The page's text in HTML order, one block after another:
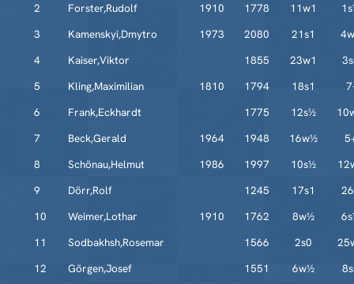
2
Forster,Rudolf 1910 1778 11w1
3
Kamenskyi,Dmytro 1973 2080 21s1
4
Kaiser,Viktor 1855 23w1
5
Kling,Maximilian 1810 1794 18s1
6
Frank,Eckhardt 1775 12s½
7
Beck,Gerald 1964 1948 16w½
8
Schönau,Helmut 1986 1997 10s½
9
Dörr,Rolf 1245 17s1
10
Weimer,Lothar 1910 1762 8w½
11
Sodbakhsh,Rosemar 1566 2s0
12
Görgen,Josef 1551 6w½